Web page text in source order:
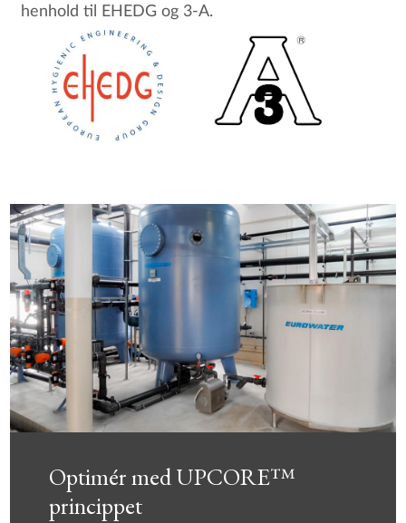
henhold til EHEDG og 3-A.
Optimér med UPCORE™
princippet